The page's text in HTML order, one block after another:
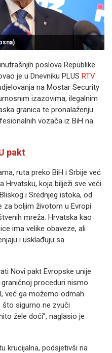
poslova Republike
je u Dnevniku PLUS RTV
na Mostar Security
izazovima, ilegalnim
granica te pronalaženju
vozača iz BiH na
pakt
ruta preko BiH i Srbije već
Hrvatsku, koja bilježi sve veći
i Srednjeg istoka, od
za boljim životom u Evropi
mreža. Hrvatska kao
ima velike obaveze, ali
i usklađuju sa
Novi pakt Evropske unije
proceduri nismo
već ga možemo odmah
sigurno ne zvuči
žele doći”, naglasio je
krucijalna, podsjetivši na